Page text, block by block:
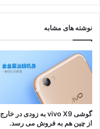
نوشته های مشابه
گوشی vivo X9 به زودی در خارج
از چین هم به فروش می رسد.